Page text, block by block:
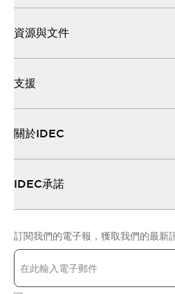
資源與文件
支援
關於IDEC
IDEC承諾
訂閱我們的電子報，獲取我們的最新